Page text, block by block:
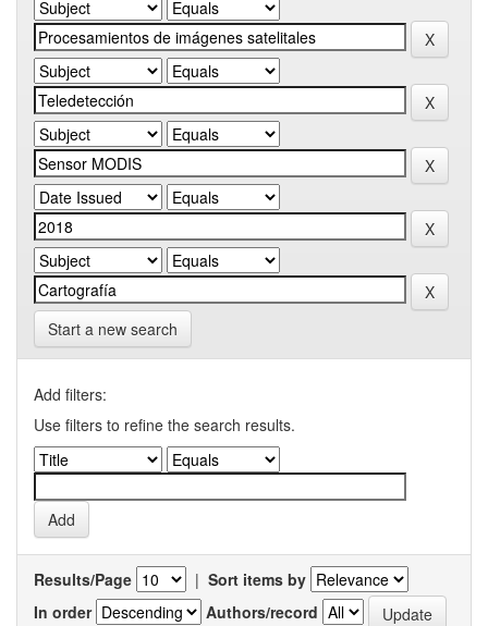
Start a new search
Add filters:
Use filters to refine the search results.
Results/Page | Sort items by
In order
Authors/record